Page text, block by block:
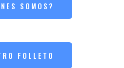
SOMOS?
FOLLETO